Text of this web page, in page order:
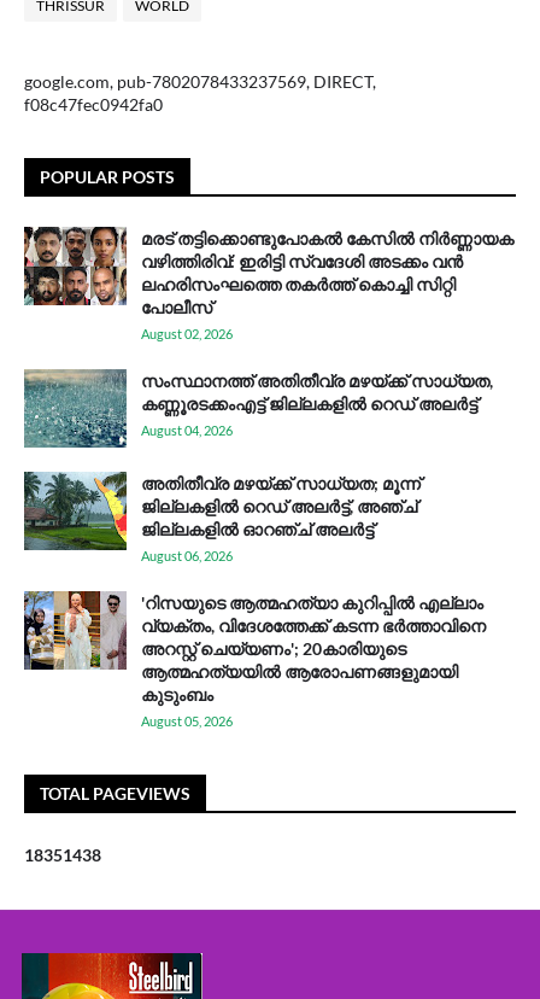
THRISSUR WORLD
google.com, pub-7802078433237569, DIRECT,
f08c47fec0942fa0
POPULAR POSTS
മരട് തട്ടിക്കൊണ്ടുപോകൽ കേസിൽ നിർണ്ണായക
വഴിത്തിരിവ്: ഇരിട്ടി സ്വദേശി അടക്കം വൻ
ലഹരിസംഘത്തെ തകർത്ത് കൊച്ചി സിറ്റി
പോലീസ്
August 02, 2026
സം​സ്ഥാ​ന​ത്ത് അ​തി​തീ​വ്ര മ​ഴ​യ്ക്ക് സാ​ധ്യ​ത,
കണ്ണൂരടക്കംഎ​ട്ട് ജി​ല്ല​ക​ളി​ൽ റെ​ഡ് അ​ലർ​ട്ട്
August 04, 2026
അതിതീവ്ര മഴയ്ക്ക് സാധ്യത; മൂന്ന്
ജില്ലകളിൽ റെഡ് അലർട്ട്, അഞ്ച്
ജില്ലകളിൽ ഓറഞ്ച് അലർട്ട്
August 06, 2026
'റിസയുടെ ആത്മഹത്യാ കുറിപ്പിൽ എല്ലാം
വ്യക്തം, വിദേശത്തേക്ക് കടന്ന ഭർത്താവിനെ
അറസ്റ്റ് ചെയ്യണം'; 20കാരിയുടെ
ആത്മഹത്യയിൽ ആരോപണങ്ങളുമായി
കുടുംബം
August 05, 2026
TOTAL PAGEVIEWS
18351438